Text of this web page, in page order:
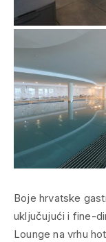
Boje hrvatske
uključujući i fine-
Lounge na vrhu